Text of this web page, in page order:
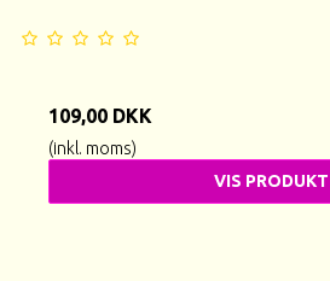
109,00 DKK
(inkl. moms)
VIS PRODUKT